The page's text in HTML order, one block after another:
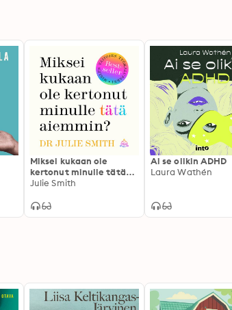
Miksei kukaan ole
kertonut minulle tätä
aiemmin?
Julie Smith
Ai se olikin ADHD
Laura Wathén